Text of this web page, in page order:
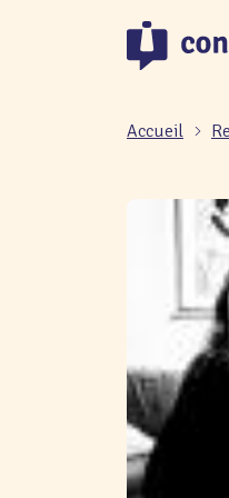
Accueil